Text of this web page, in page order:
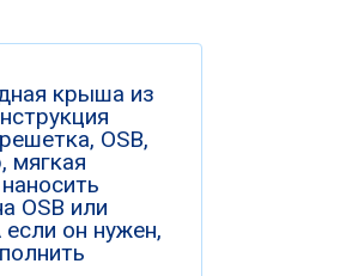
крыша из
OSB,
мягкая
OSB или
он нужен,